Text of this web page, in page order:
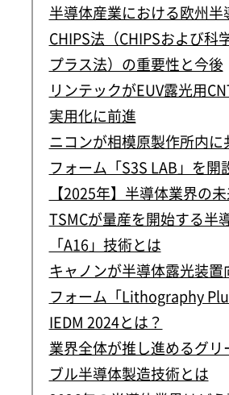
半導体産業における欧州半
CHIPS法（CHIPSおよび科
プラス法）の重要性と今後
リンテックがEUV露光用
実用化に前進
ニコンが相模原製作所内に
フォーム「S3S LAB」を開
【2025年】半導体業界の
TSMCが量産を開始する半
「A16」技術とは
キャノンが半導体露光装置
フォーム「Lithography
IEDM 2024とは？
業界全体が推し進めるグリ
ブル半導体製造技術とは